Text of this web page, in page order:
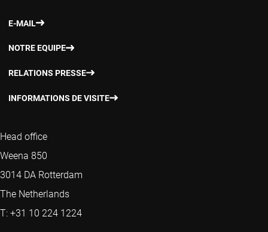
E-MAIL
NOTRE EQUIPE
RELATIONS PRESSE
INFORMATIONS DE VISITE
Head office
Weena 850
3014 DA Rotterdam
The Netherlands
T: +31 10 224 1224